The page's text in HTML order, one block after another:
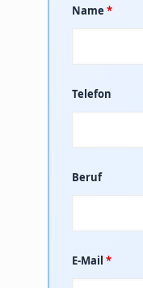
Name *
Telefon
Beruf
E-Mail *